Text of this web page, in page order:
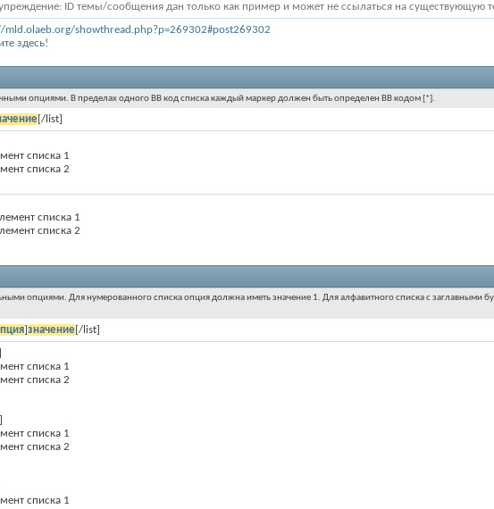
ID темы/сообщения дан только как пример и может не ссылаться на существующую
mld.olaeb.org/showthread.php?p=269302#post269302
здесь!
опциями. В пределах одного BB код списка каждый маркер должен быть определен BB кодом [*].
[/list]
списка 1
списка 2
списка 1
списка 2
опциями. Для нумерованного списка опция должна иметь значение 1. Для алфавитного списка с заглавными
]значение[/list]
списка 1
списка 2
списка 1
списка 2
списка 1